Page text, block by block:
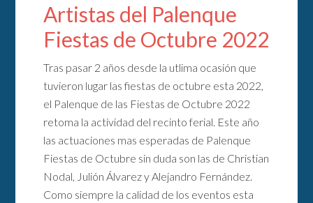
Artistas del Palenque
Fiestas de Octubre 2022
Tras pasar 2 años desde la utlima ocasión que
tuvieron lugar las fiestas de octubre esta 2022,
el Palenque de las Fiestas de Octubre 2022
retoma la actividad del recinto ferial. Este año
las actuaciones mas esperadas de Palenque
Fiestas de Octubre sin duda son las de Christian
Nodal, Julión Álvarez y Alejandro Fernández.
Como siempre la calidad de los eventos esta